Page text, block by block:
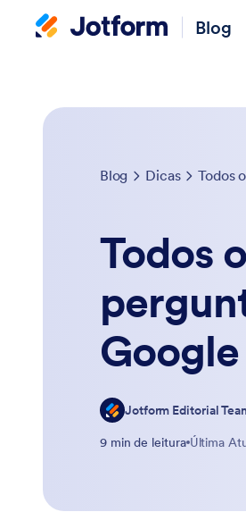
Blog
Blog Dicas
Todos
Jotform Editorial
9 min de leitura Última